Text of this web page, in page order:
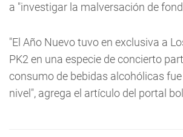
a "investigar la malversación de
"El Año Nuevo tuvo en exclusiva a
PK2 en una especie de concierto
consumo de bebidas alcohólicas
nivel", agrega el artículo del portal